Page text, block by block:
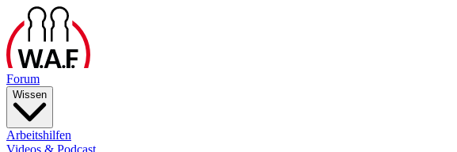
Forum
Wissen
Arbeitshilfen
Videos & Podcast